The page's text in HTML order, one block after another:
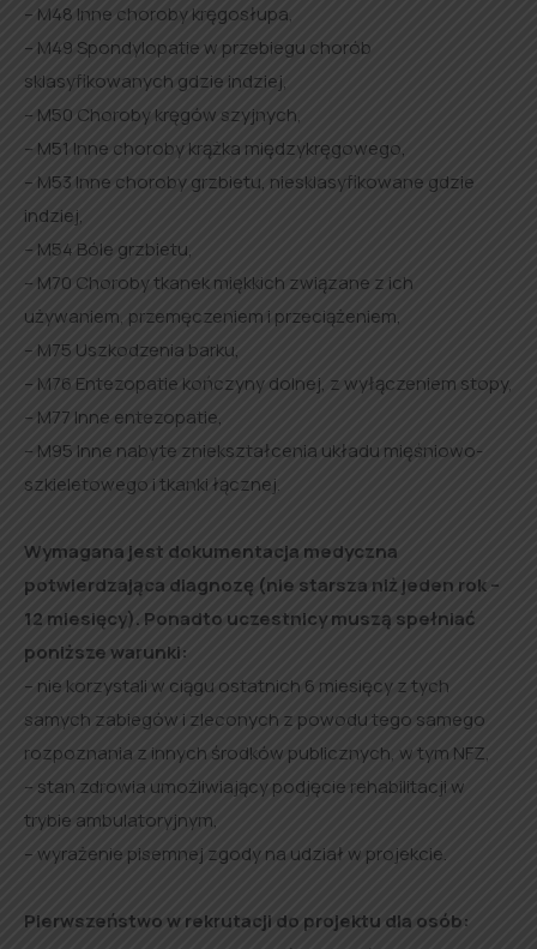
– M48 Inne choroby kręgosłupa,
– M49 Spondylopatie w przebiegu chorób
sklasyfikowanych gdzie indziej,
– M50 Choroby kręgów szyjnych,
– M51 Inne choroby krążka międzykręgowego,
– M53 Inne choroby grzbietu, niesklasyfikowane gdzie
indziej,
– M54 Bóle grzbietu,
– M70 Choroby tkanek miękkich związane z ich
używaniem, przemęczeniem i przeciążeniem,
– M75 Uszkodzenia barku,
– M76 Entezopatie kończyny dolnej, z wyłączeniem stopy,
– M77 Inne entezopatie,
– M95 Inne nabyte zniekształcenia układu mięśniowo-
szkieletowego i tkanki łącznej.
Wymagana jest dokumentacja medyczna
potwierdzająca diagnozę (nie starsza niż jeden rok –
12 miesięcy). Ponadto uczestnicy muszą spełniać
poniższe warunki:
– nie korzystali w ciągu ostatnich 6 miesięcy z tych
samych zabiegów i zleconych z powodu tego samego
rozpoznania z innych środków publicznych, w tym NFZ,
– stan zdrowia umożliwiający podjęcie rehabilitacji w
trybie ambulatoryjnym,
– wyrażenie pisemnej zgody na udział w projekcie.
Pierwszeństwo w rekrutacji do projektu dla osób: